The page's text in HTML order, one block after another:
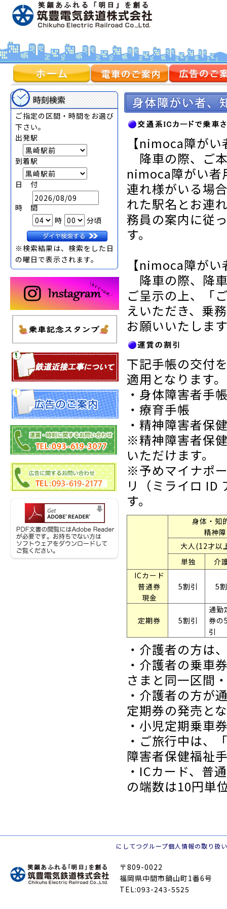
ご指定の区間・時間をお選び
下さい。
出発駅
到着駅
日 付
時 間
時
分頃
※検索結果は、検索をした日
の曜日で表示されます。
【nimoca障が
降車の際、ご
nimoca障がい者
連れ様がいる場
れた駅名とお連
務員の案内に従
す。
【nimoca障が
降車の際、降
ご呈示の上、「
えいただき、乗
お願いいたしま
下記手帳の交付
適用となります。
・身体障害者手
・療育手帳
・精神障害者保
※精神障害者保
いただけます。
※予めマイナポ
リ（ミライロ ID
す。
身体・知
精神
大人(12才以
単独
介
ICカード
普通券
現金
5割引 5
定期券 5割引
通勤
券の
引
・介護者の方は
・介護者の乗車
さまと同一区間
・介護者の方が
定期券の発売と
・小児定期乗車
・ご旅行中は、
障害者保健福祉
・ICカード、普
の端数は10円単
にしてつグループ個人情報の取り扱
〒809-0022
福岡県中間市鍋山町1番6号
TEL:093-243-5525